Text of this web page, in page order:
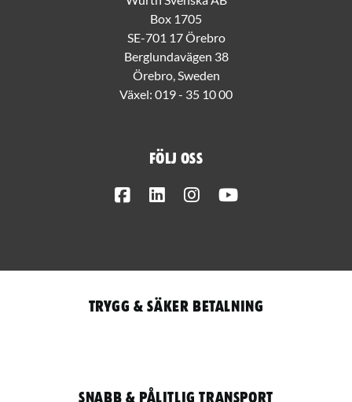
Box 1705
SE-701 17 Örebro
Berglundavägen 38
Örebro, Sweden
Växel: 019 - 35 10 00
Följ oss
FacebookLinkedInInstagram
Trygg & säker betalning
Snabb & pålitlig transport